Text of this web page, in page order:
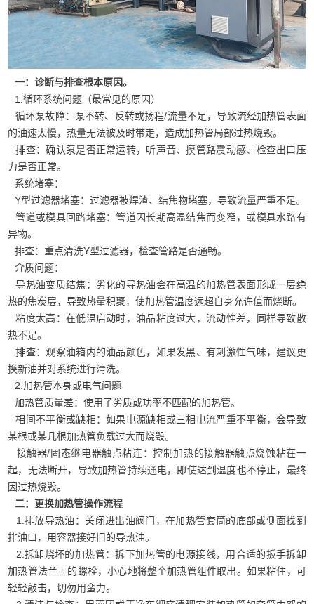
一：诊断与排查根本原因。
1.循环系统问题（最常见的原因）
循环泵故障：泵不转、反转或扬程/流量不足，导致流经加热管表面
的油速太慢，热量无法被及时带走，造成加热管局部过热烧毁。
排查：确认泵是否正常运转，听声音、摸管路震动感、检查出口压
力是否正常。
系统堵塞：
Y型过滤器堵塞：过滤器被焊渣、结焦物堵塞，导致流量严重不足。
管道或模具回路堵塞：管道因长期高温结焦而变窄，或模具水路有
异物。
排查：重点清洗Y型过滤器，检查管路是否通畅。
介质问题：
导热油变质结焦：劣化的导热油会在高温的加热管表面形成一层绝
热的焦炭层，导致热量积聚，使加热管温度远超自身允许值而烧断。
粘度太高：在低温启动时，油品粘度过大，流动性差，同样导致散
热不足。
排查：观察油箱内的油品颜色，如果发黑、有刺激性气味，建议更
换新油并对系统进行清洗。
2.加热管本身或电气问题
加热管质量差：使用了劣质或功率不匹配的加热管。
相间不平衡或缺相：如果电源缺相或三相电流严重不平衡，会导致
某根或某几根加热管负载过大而烧毁。
接触器/固态继电器触点粘连：控制加热的接触器触点烧蚀粘在一
起，无法断开，导致加热管持续通电，即使达到温度也不停止，最终
因过热烧毁。
二：更换加热管操作流程
1.排放导热油：关闭进出油阀门，在加热管套筒的底部或侧面找到
排油口，用容器接好旧的导热油。
2.拆卸烧坏的加热管：拆下加热管的电源接线，用合适的扳手拆卸
加热管法兰上的螺栓，小心地将整个加热管组件取出。如果粘住，可
轻轻敲击，切勿用蛮力。